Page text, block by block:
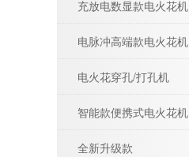
充放电数显款电火花机
电脉冲高端款电火花机
电火花穿孔/打孔机
智能款便携式电火花机
全新升级款